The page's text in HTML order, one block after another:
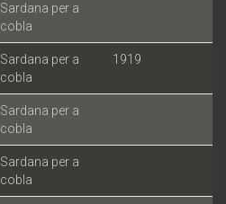
Sardana per a
cobla
Sardana per a
cobla
1919
Sardana per a
cobla
Sardana per a
cobla